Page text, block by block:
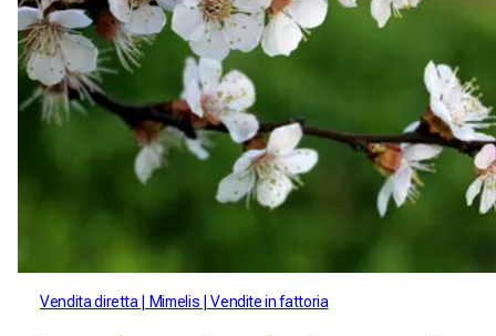
Vendita diretta Mimelis Vendite in fattoria